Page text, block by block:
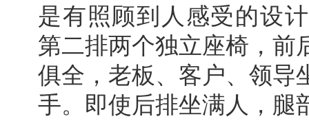
是有照顾到人感受的设
第二排两个独立座椅，前
俱全，老板、客户、领导
手。即使后排坐满人，腿